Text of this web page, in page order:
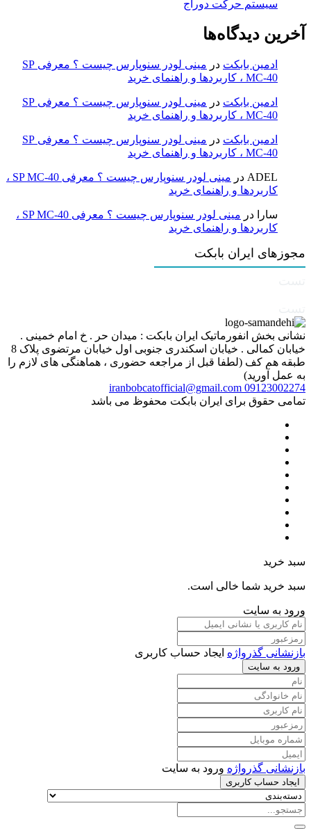
سیستم حرکت دوراج
آخرین دیدگاه‌ها
ادمین بابکت در
مینی لودر سنوپارس چیست ؟ معرفی SP
MC-40 ، کاربردها و راهنمای خرید
ادمین بابکت در
مینی لودر سنوپارس چیست ؟ معرفی SP
MC-40 ، کاربردها و راهنمای خرید
ادمین بابکت در
مینی لودر سنوپارس چیست ؟ معرفی SP
MC-40 ، کاربردها و راهنمای خرید
ADEL در
مینی لودر سنوپارس چیست ؟ معرفی SP MC-40 ،
کاربردها و راهنمای خرید
سارا در
مینی لودر سنوپارس چیست ؟ معرفی SP MC-40 ،
کاربردها و راهنمای خرید
مجوزهای ایران بابکت
نشانی بخش انفورماتیک ایران بابکت : میدان حر . خ امام خمینی .
خیابان کمالی . خیابان اسکندری جنوبی اول خیابان مرتضوی پلاک 8
طبقه هم کف (لطفا قبل از مراجعه حضوری ، هماهنگی های لازم را
به عمل آورید)
09123002274
iranbobcatofficial@gmail.com
تمامی حقوق برای ایران بابکت محفوظ می باشد
سبد خرید
سبد خرید شما خالی است.
ورود به سایت
بازنشانی گذرواژه ایجاد حساب کاربری
ورود به سایت
بازنشانی گذرواژه ورود به سایت
ایجاد حساب کاربری